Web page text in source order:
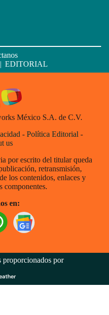
| EDITORIAL
México S.A. de C.V.
- Política Editorial -
us
por escrito del titular queda
retransmisión,
los contenidos, enlaces y
componentes.
en:
proporcionados por